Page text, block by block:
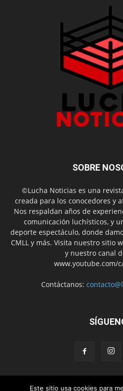
SOBRE
©Lucha Noticias es una
creada para los conocedores y
Nos respaldan años de
comunicación luchísticos, y
deporte espectáculo, donde
CMLL y más. Visita nuestro sitio
y nuestro canal
www.youtube.com/
Contáctanos:
WWE Noticias WWE AEW
Este sitio usa cookies para